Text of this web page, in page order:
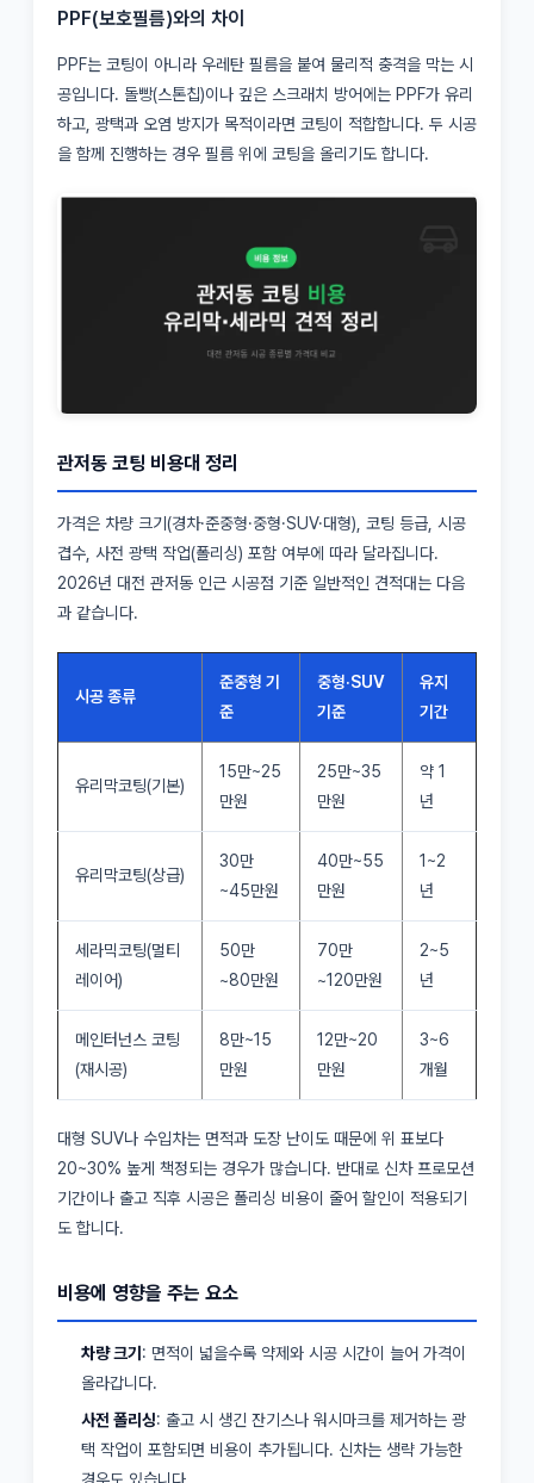
PPF(보호필름)와의 차이
PPF는 코팅이 아니라 우레탄 필름을 붙여 물리적 충격을 막는 시
공입니다. 돌빵(스톤칩)이나 깊은 스크래치 방어에는 PPF가 유리
하고, 광택과 오염 방지가 목적이라면 코팅이 적합합니다. 두 시공
을 함께 진행하는 경우 필름 위에 코팅을 올리기도 합니다.
관저동 코팅 비용대 정리
가격은 차량 크기(경차·준중형·중형·SUV·대형), 코팅 등급, 시공
겹수, 사전 광택 작업(폴리싱) 포함 여부에 따라 달라집니다.
2026년 대전 관저동 인근 시공점 기준 일반적인 견적대는 다음
과 같습니다.
시공 종류
준중형 기
준
중형·SUV
기준
유지
기간
유리막코팅(기본)
15만~25
만원
25만~35
만원
약 1
년
유리막코팅(상급)
30만
~45만원
40만~55
만원
1~2
년
세라믹코팅(멀티
레이어)
50만
~80만원
70만
~120만원
2~5
년
메인터넌스 코팅
(재시공)
8만~15
만원
12만~20
만원
3~6
개월
대형 SUV나 수입차는 면적과 도장 난이도 때문에 위 표보다
20~30% 높게 책정되는 경우가 많습니다. 반대로 신차 프로모션
기간이나 출고 직후 시공은 폴리싱 비용이 줄어 할인이 적용되기
도 합니다.
비용에 영향을 주는 요소
차량 크기 : 면적이 넓을수록 약제와 시공 시간이 늘어 가격이
올라갑니다.
사전 폴리싱: 출고 시 생긴 잔기스나 워시마크를 제거하는 광
택 작업이 포함되면 비용이 추가됩니다. 신차는 생략 가능한
경우도 있습니다.